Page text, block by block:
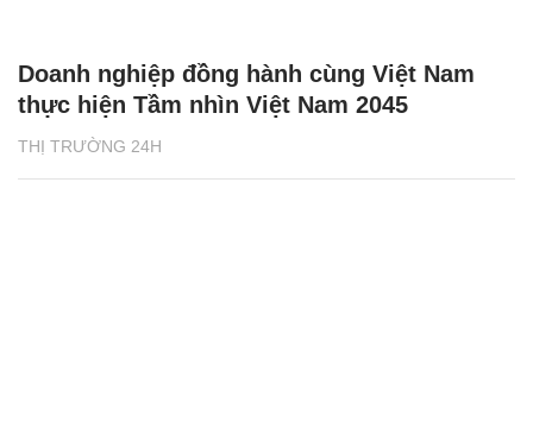
THỊ TRƯỜNG 24H
Doanh nghiệp đồng hành cùng Việt Nam
thực hiện Tầm nhìn Việt Nam 2045